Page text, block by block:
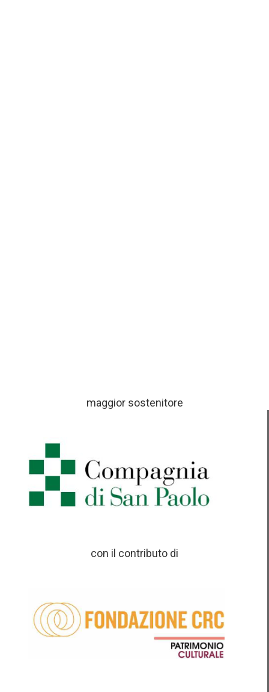
maggior sostenitore
con il contributo di